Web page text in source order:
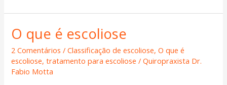
O que é escoliose
2 Comentários /Classificação de escoliose,O que é
escoliose,tratamento para escoliose /Quiropraxista Dr.
Fabio Motta
O
é
escoliose